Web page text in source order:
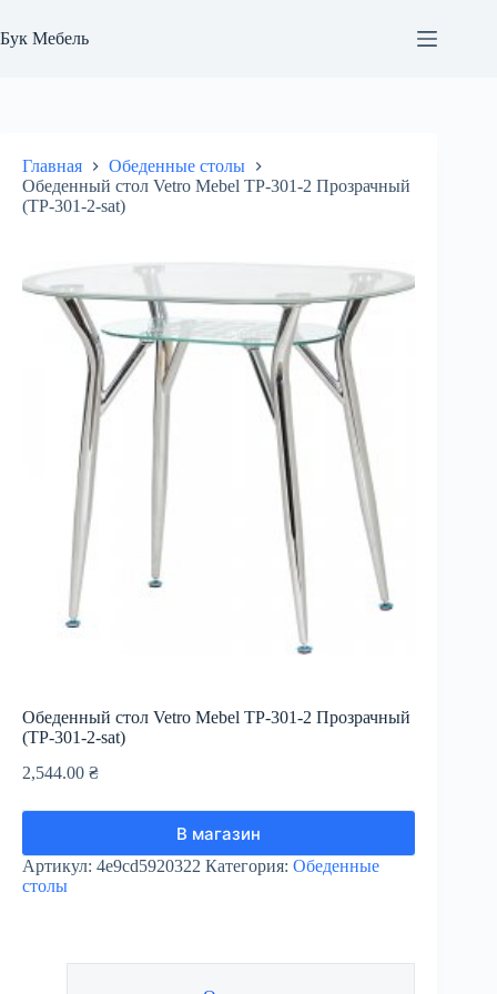
к
сути
Бук Мебель
Главная
Обеденные столы
Обеденный стол Vetro Mebel ТР-301-2 Прозрачный
(TP-301-2-sat)
Обеденный стол Vetro Mebel ТР-301-2 Прозрачный
(TP-301-2-sat)
2,544.00 ₴
В магазин
Артикул: 4e9cd5920322 Категория: Обеденные
столы